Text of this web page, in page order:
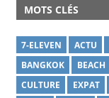
MOTS CLÉS
7-ELEVEN ACTU
BANGKOK
BEACH
CULTURE
EXPAT